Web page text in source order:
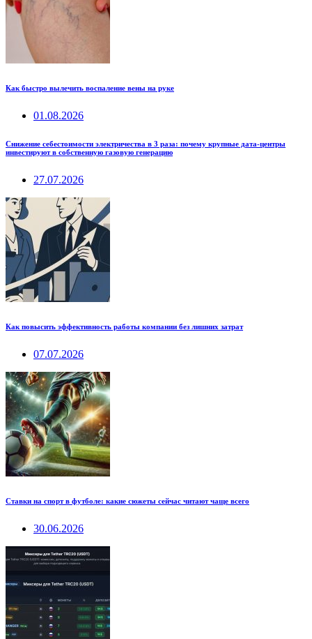
Как быстро вылечить воспаление вены на руке
01.08.2026
Снижение себестоимости электричества в 3 раза: почему крупные дата-центры
инвестируют в собственную газовую генерацию
27.07.2026
Как повысить эффективность работы компании без лишних затрат
07.07.2026
Ставки на спорт в футболе: какие сюжеты сейчас читают чаще всего
30.06.2026